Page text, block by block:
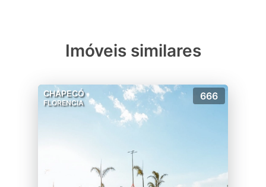
Imóveis similares
CHAPECÓ
FLORENCIA
666